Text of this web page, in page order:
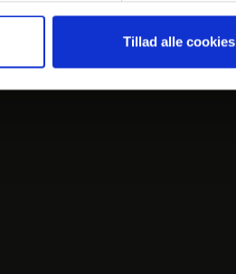
Tillad alle cookies